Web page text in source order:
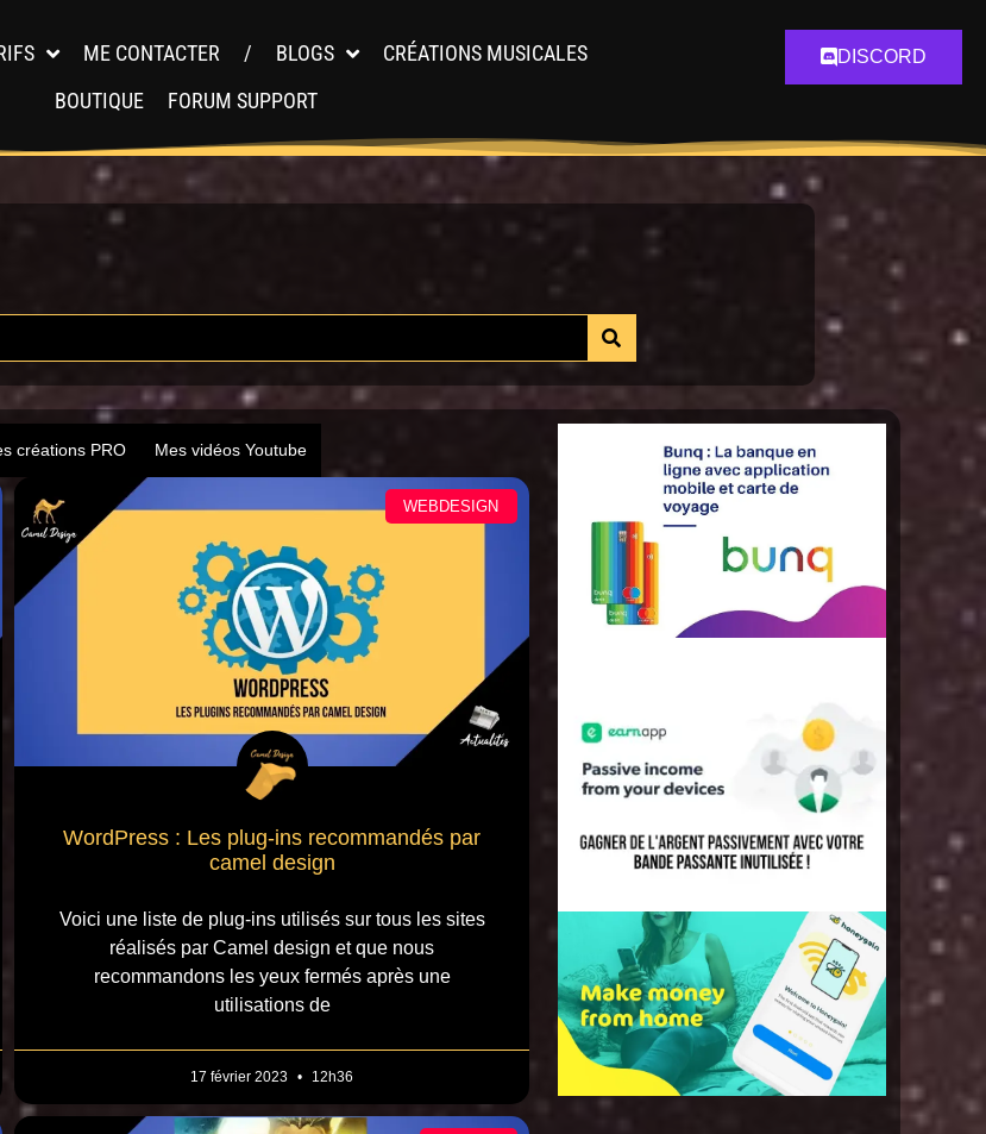
ME CONTACTER / BLOGS
CRÉATIONS MUSICALES
BOUTIQUE
FORUM SUPPORT
DISCORD
créations PRO Mes vidéos Youtube
WEBDESIGN
WordPress : Les plug-ins recommandés par
camel design
Voici une liste de plug-ins utilisés sur tous les sites
réalisés par Camel design et que nous
recommandons les yeux fermés après une
utilisations de
17 février 2023 12h36